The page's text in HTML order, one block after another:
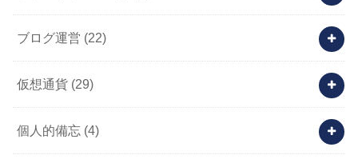
ブログ運営 (22)
仮想通貨 (29)
個人的備忘 (4)